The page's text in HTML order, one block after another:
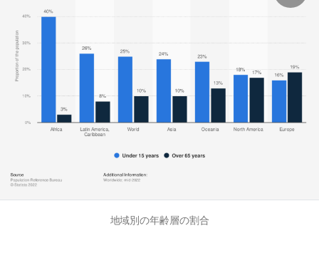
地域別の年齢層の割合